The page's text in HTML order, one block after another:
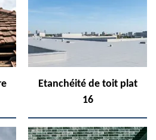
Etanchéité de toit plat
16